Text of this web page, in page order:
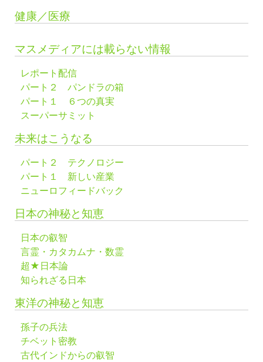
健康／医療
マスメディアには載らない情報
レポート配信
パート２ パンドラの箱
パート１ ６つの真実
スーパーサミット
未来はこうなる
パート２ テクノロジー
パート１ 新しい産業
ニューロフィードバック
日本の神秘と知恵
日本の叡智
言霊・カタカムナ・数霊
超★日本論
知られざる日本
東洋の神秘と知恵
孫子の兵法
チベット密教
古代インドからの叡智